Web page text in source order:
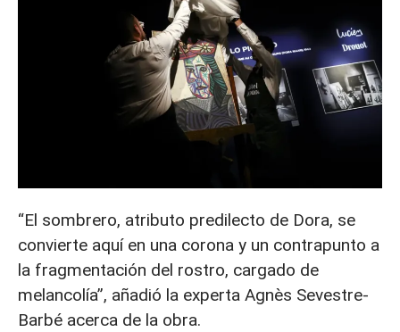
“El sombrero, atributo predilecto de Dora, se
convierte aquí en una corona y un contrapunto a
la fragmentación del rostro, cargado de
melancolía”, añadió la experta Agnès Sevestre-
Barbé acerca de la obra.